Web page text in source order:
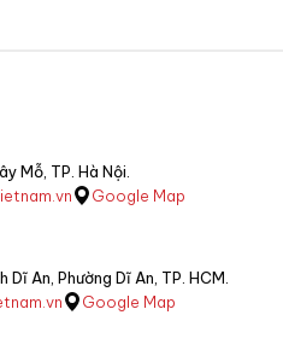
Mỗ, TP. Hà Nội.
Google Map
Dĩ An, Phường Dĩ An, TP. HCM.
Google Map